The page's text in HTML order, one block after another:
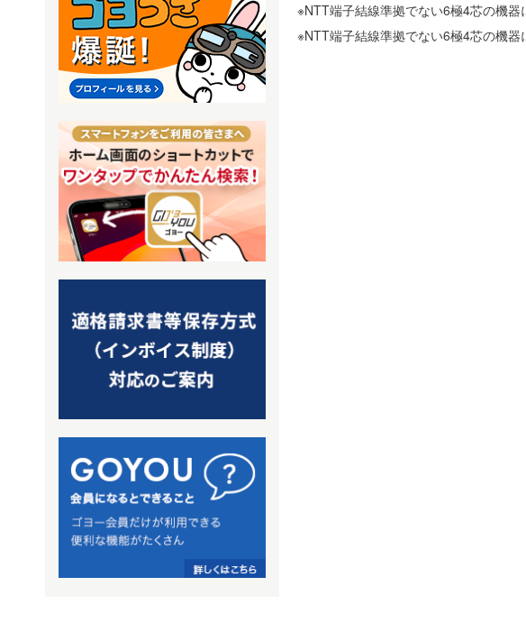
※NTT端子結線準拠でない6極4芯の機器
※NTT端子結線準拠でない6極4芯の機器